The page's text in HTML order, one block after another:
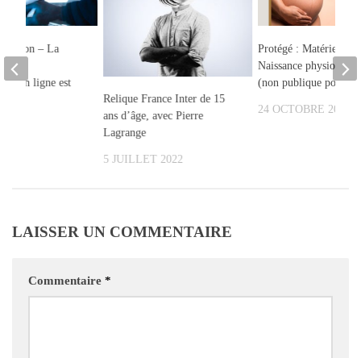
Relique France Inter de 15
ans d’âge, avec Pierre
Lagrange
5 JUILLET 2022
Protégé : Matériel sur
Naissance
(non publique pour
24 OCTOBRE 2022
– La
en ligne est
LAISSER UN COMMENTAIRE
Commentaire *